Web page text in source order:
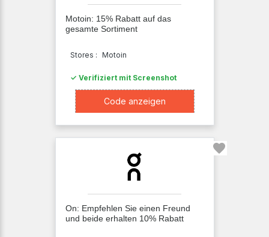
Motoin: 15% Rabatt auf das
gesamte Sortiment
Stores : Motoin
✓ Verifiziert mit Screenshot
Code anzeigenXXXXK10
On: Empfehlen Sie einen Freund
und beide erhalten 10% Rabatt